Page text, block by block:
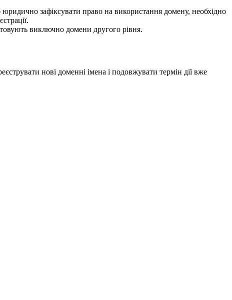
зафіксувати право на використання домену, необхідно
виключно домени другого рівня.
нові доменні імена і подовжувати термін дії вже